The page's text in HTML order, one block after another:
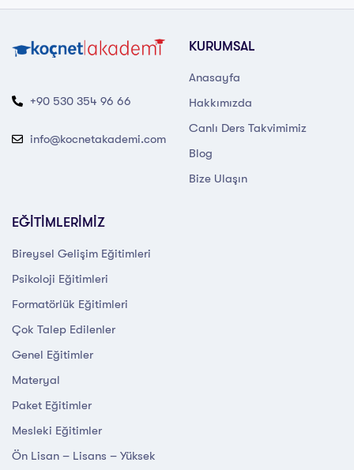
+90 530 354 96 66
info@kocnetakademi.com
KURUMSAL
Anasayfa
Hakkımızda
Canlı Ders Takvimimiz
Blog
Bize Ulaşın
EĞİTİMLERİMİZ
Bireysel Gelişim Eğitimleri
Psikoloji Eğitimleri
Formatörlük Eğitimleri
Çok Talep Edilenler
Genel Eğitimler
Materyal
Paket Eğitimler
Mesleki Eğitimler
Ön Lisan – Lisans – Yüksek